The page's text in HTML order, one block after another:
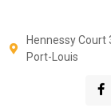
content
Hennessy Court
Port-Louis